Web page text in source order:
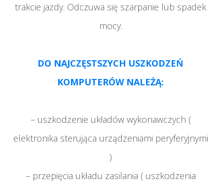
trakcie jazdy. Odczuwa się szarpanie lub spadek
mocy.
DO NAJCZĘSTSZYCH USZKODZEŃ
KOMPUTERÓW NALEŻĄ:
– uszkodzenie układów wykonawczych (
elektronika sterująca urządzeniami peryferyjnymi
)
– przepięcia układu zasilania ( uszkodzenia